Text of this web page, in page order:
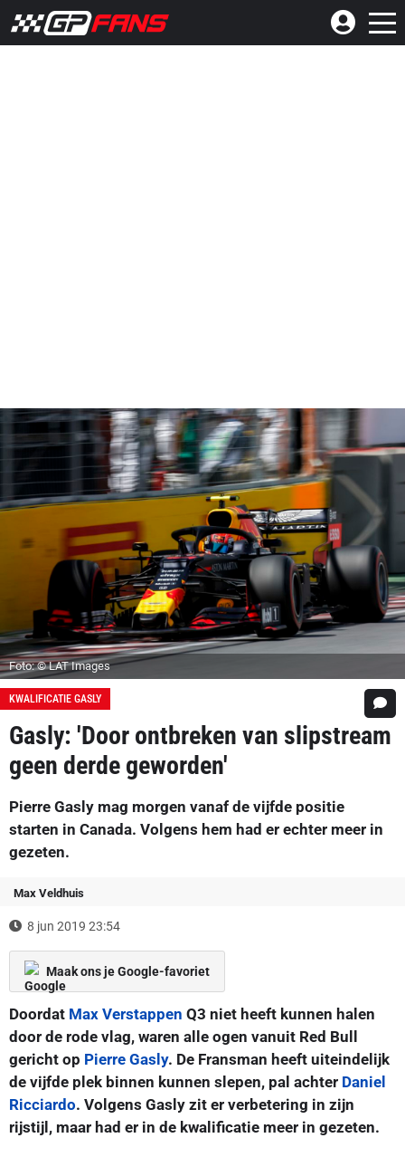
Foto: © LAT Images
KWALIFICATIE GASLY
Gasly: 'Door ontbreken van slipstream
geen derde geworden'
Pierre Gasly mag morgen vanaf de vijfde positie
starten in Canada. Volgens hem had er echter meer in
gezeten.
Max Veldhuis
8 jun 2019 23:54
Maak ons je Google-favoriet
Doordat Max Verstappen Q3 niet heeft kunnen halen
door de rode vlag, waren alle ogen vanuit Red Bull
gericht op Pierre Gasly. De Fransman heeft uiteindelijk
de vijfde plek binnen kunnen slepen, pal achter Daniel
Ricciardo. Volgens Gasly zit er verbetering in zijn
rijstijl, maar had er in de kwalificatie meer in gezeten.